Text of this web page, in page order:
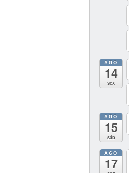
AGO
14
sex
AGO
15
sáb
AGO
17